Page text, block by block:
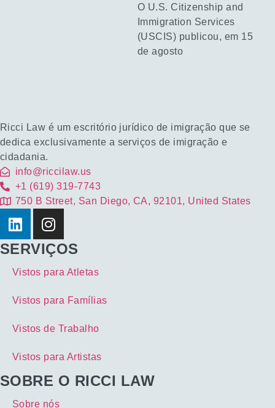
O U.S. Citizenship and
Immigration Services
(USCIS) publicou, em 15
de agosto
Ricci Law é um escritório jurídico de imigração que se
dedica exclusivamente a serviços de imigração e
cidadania.
info@riccilaw.us
+1 (619) 319-7743
750 B Street, San Diego, CA, 92101, United States
SERVIÇOS
Vistos para Atletas
Vistos para Famílias
Vistos de Trabalho
Vistos para Artistas
SOBRE O RICCI LAW
Sobre nós